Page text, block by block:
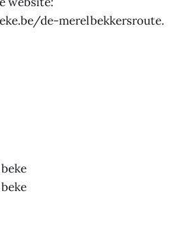
de-merelbekkersroute.